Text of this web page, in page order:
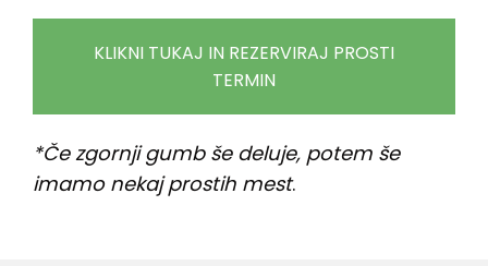
KLIKNI TUKAJ IN REZERVIRAJ PROSTI
TERMIN
*Če zgornji gumb še deluje, potem še
imamo nekaj prostih mest.